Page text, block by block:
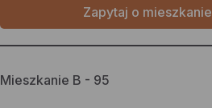
Zapytaj o mieszkanie
Mieszkanie B - 95